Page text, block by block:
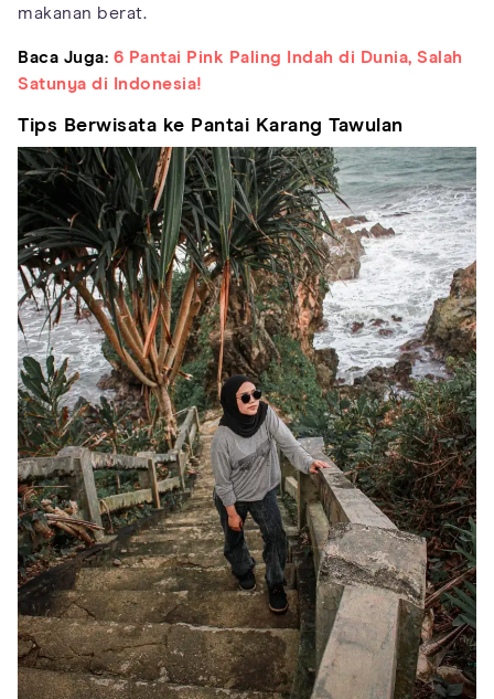
makanan berat.
Baca Juga: 6 Pantai Pink Paling Indah di Dunia, Salah
Satunya di Indonesia!
Tips Berwisata ke Pantai Karang Tawulan